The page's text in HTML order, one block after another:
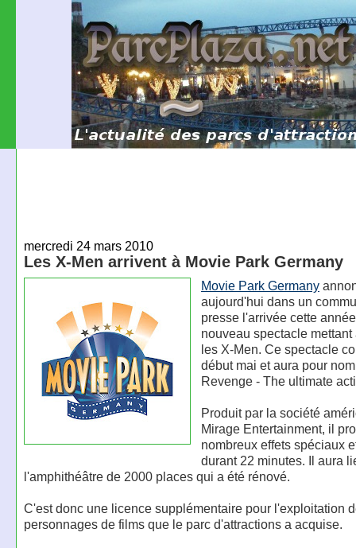
mercredi 24 mars 2010
Les X-Men arrivent à Movie Park Germany
Movie Park Germany
aujourd'hui dans un
presse l'arrivée cette
nouveau spectacle
les X-Men. Ce spectacle
début mai et aura pour
Revenge - The ultimate
Produit par la société
Mirage Entertainment, il
nombreux effets spéciaux
durant 22 minutes. Il aura
l'amphithéâtre de 2000 places qui a été rénové.
C'est donc une licence supplémentaire pour l'exploitation
personnages de films que le parc d'attractions a acquise.